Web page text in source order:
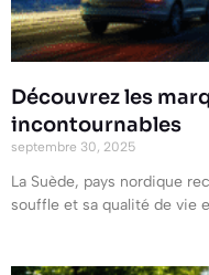
Découvrez les
incontournables
septembre 30, 2025
La Suède, pays nordique
souffle et sa qualité de vie